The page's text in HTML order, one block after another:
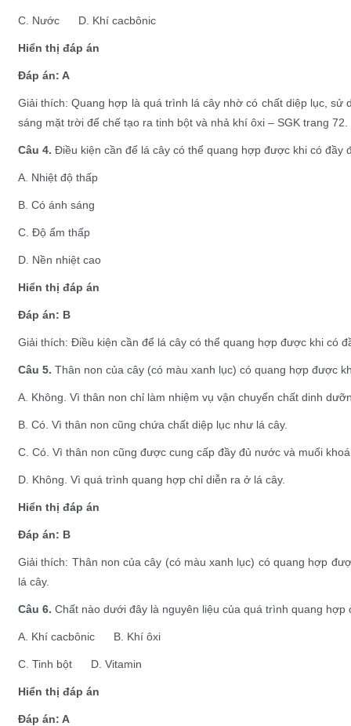
C. Nước D. Khí cacbônic
Hiển thị đáp án
Đáp án: A
Giải thích: Quang hợp là quá trình lá cây nhờ có chất diệp lục,
sáng mặt trời để chế tạo ra tinh bột và nhả khí ôxi – SGK trang 72.
Câu 4. Điều kiện cần để lá cây có thể quang hợp được khi có đầy
A. Nhiệt độ thấp
B. Có ánh sáng
C. Độ ẩm thấp
D. Nền nhiệt cao
Hiển thị đáp án
Đáp án: B
Giải thích: Điều kiện cần để lá cây có thể quang hợp được khi có
Câu 5. Thân non của cây (có màu xanh lục) có quang hợp được
A. Không. Vì thân non chỉ làm nhiệm vụ vận chuyển chất dinh
B. Có. Vì thân non cũng chứa chất diệp lục như lá cây.
C. Có. Vì thân non cũng được cung cấp đầy đủ nước và muối
D. Không. Vì quá trình quang hợp chỉ diễn ra ở lá cây.
Hiển thị đáp án
Đáp án: B
Giải thích: Thân non của cây (có màu xanh lục) có quang hợp
lá cây.
Câu 6. Chất nào dưới đây là nguyên liệu của quá trình quang hợp
A. Khí cacbônic B. Khí ôxi
C. Tinh bột D. Vitamin
Hiển thị đáp án
Đáp án: A